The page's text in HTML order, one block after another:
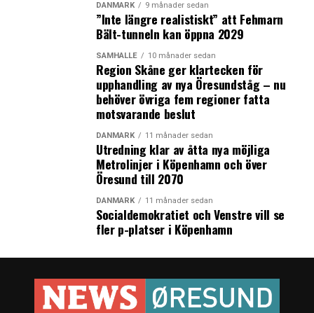
DANMARK 9 månader sedan
”Inte längre realistiskt” att Fehmarn
Bält-tunneln kan öppna 2029
SAMHÄLLE 10 månader sedan
Region Skåne ger klartecken för
upphandling av nya Öresundståg – nu
behöver övriga fem regioner fatta
motsvarande beslut
DANMARK 11 månader sedan
Utredning klar av åtta nya möjliga
Metrolinjer i Köpenhamn och över
Öresund till 2070
DANMARK 11 månader sedan
Socialdemokratiet och Venstre vill se
fler p-platser i Köpenhamn